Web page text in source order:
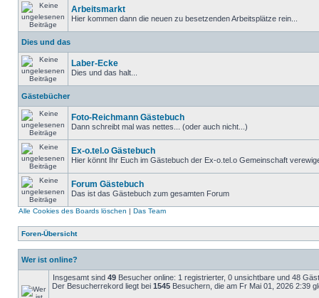
Arbeitsmarkt
Hier kommen dann die neuen zu besetzenden Arbeitsplätze rein...
Dies und das
Laber-Ecke
Dies und das halt...
Gästebücher
Foto-Reichmann Gästebuch
Dann schreibt mal was nettes... (oder auch nicht...)
Ex-o.tel.o Gästebuch
Hier könnt Ihr Euch im Gästebuch der Ex-o.tel.o Gemeinschaft
Forum Gästebuch
Das ist das Gästebuch zum gesamten Forum
Alle Cookies des Boards löschen | Das Team
Foren-Übersicht
Wer ist online?
Insgesamt sind 49 Besucher online: 1 registrierter, 0 unsichtbare und 48
Der Besucherrekord liegt bei 1545 Besuchern, die am Fr Mai 01, 2026 2:39